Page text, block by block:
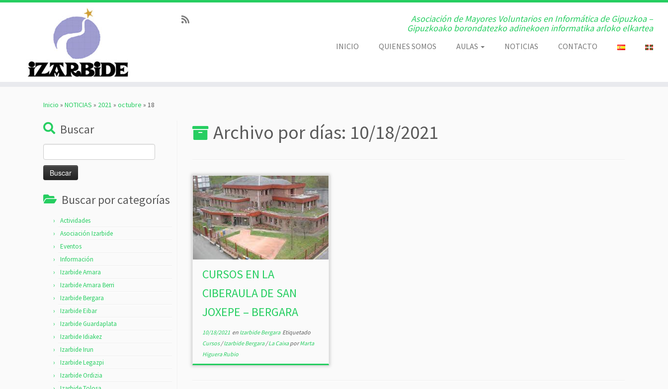
Asociación de Mayores Voluntarios en Informática de Gipuzkoa –
Gipuzkoako borondatezko adinekoen informatika arloko elkartea
INICIO QUIENES SOMOS AULAS NOTICIAS CONTACTO
Inicio » NOTICIAS » 2021 » octubre » 18
Buscar
Buscar por categorías
Actividades
Asociación Izarbide
Eventos
Información
Izarbide Amara
Izarbide Amara Berri
Izarbide Bergara
Izarbide Eibar
Izarbide Guardaplata
Izarbide Idiakez
Izarbide Irun
Izarbide Legazpi
Izarbide Ordizia
Archivo por días: 10/18/2021
CURSOS EN LA
CIBERAULA DE SAN
JOXEPE – BERGARA
10/18/2021 en Izarbide Bergara Etiquetado
Cursos/Izarbide Bergara/La CaixaporMarta
Higuera Rubio